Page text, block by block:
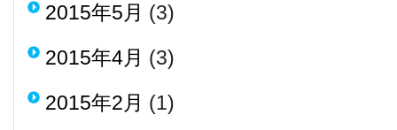
2015年5月 (3)
2015年4月 (3)
2015年2月 (1)